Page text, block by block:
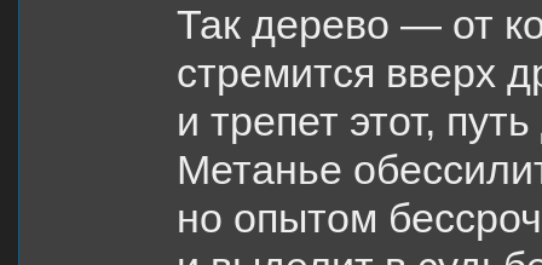
Так дерево — от
стремится вверх
и трепет этот,
Метанье
но опытом